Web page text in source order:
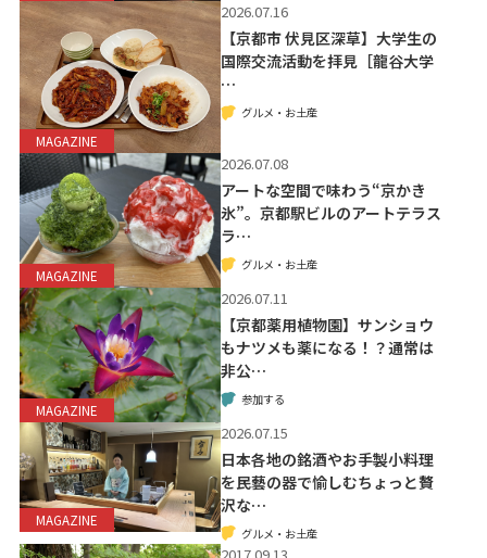
MAGAZINE
2026.07.16
【京都市 伏見区深草】大学生の
国際交流活動を拝見［龍谷大学
…
グルメ・お土産
MAGAZINE
2026.07.08
アートな空間で味わう“京かき
氷”。京都駅ビルのアートテラス
ラ…
グルメ・お土産
MAGAZINE
2026.07.11
【京都薬用植物園】サンショウ
もナツメも薬になる！？通常は
非公…
参加する
MAGAZINE
2026.07.15
日本各地の銘酒やお手製小料理
を民藝の器で愉しむちょっと贅
沢な…
グルメ・お土産